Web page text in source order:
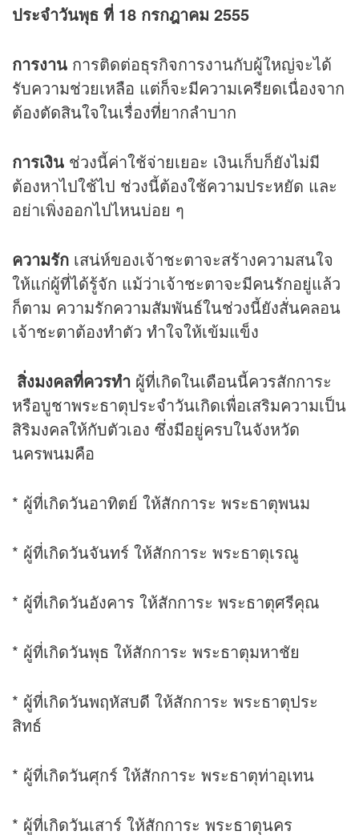
ประจำวันพุธ ที่ 18 กรกฎาคม 2555
การงาน การติดต่อธุรกิจการงานกับผู้ใหญ่จะได้
รับความช่วยเหลือ แต่ก็จะมีความเครียดเนื่องจาก
ต้องตัดสินใจในเรื่องที่ยากลำบาก
การเงิน ช่วงนี้ค่าใช้จ่ายเยอะ เงินเก็บก็ยังไม่มี
ต้องหาไปใช้ไป ช่วงนี้ต้องใช้ความประหยัด และ
อย่าเพิ่งออกไปไหนบ่อย ๆ
ความรัก เสน่ห์ของเจ้าชะตาจะสร้างความสนใจ
ให้แก่ผู้ที่ได้รู้จัก แม้ว่าเจ้าชะตาจะมีคนรักอยู่แล้ว
ก็ตาม ความรักความสัมพันธ์ในช่วงนี้ยังสั่นคลอน
เจ้าชะตาต้องทำตัว ทำใจให้เข้มแข็ง
สิ่งมงคลที่ควรทำ ผู้ที่เกิดในเดือนนี้ควรสักการะ
หรือบูชาพระธาตุประจำวันเกิดเพื่อเสริมความเป็น
สิริมงคลให้กับตัวเอง ซึ่งมีอยู่ครบในจังหวัด
นครพนมคือ
* ผู้ที่เกิดวันอาทิตย์ ให้สักการะ พระธาตุพนม
* ผู้ที่เกิดวันจันทร์ ให้สักการะ พระธาตุเรณู
* ผู้ที่เกิดวันอังคาร ให้สักการะ พระธาตุศรีคุณ
* ผู้ที่เกิดวันพุธ ให้สักการะ พระธาตุมหาชัย
* ผู้ที่เกิดวันพฤหัสบดี ให้สักการะ พระธาตุประ
สิทธ์
* ผู้ที่เกิดวันศุกร์ ให้สักการะ พระธาตุท่าอุเทน
* ผู้ที่เกิดวันเสาร์ ให้สักการะ พระธาตุนคร